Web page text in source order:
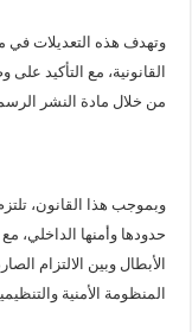
وتهدف هذه التعديلات في
القانونية، مع التأكيد
من خلال مادة النشر
وبموجب هذا القانون،
حدودها وأمنها الداخلي،
الأبطال وبين الالتزام
المنظومة الأمنية